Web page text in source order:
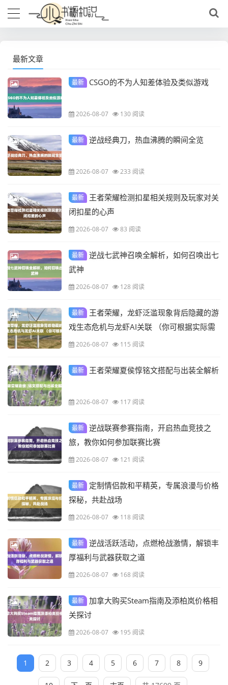
根据实际需求调整，比如如果不需要龙虾AI关联，可改为 王者荣耀
你提供内容基础上稍作完善使其更符合标题规范，不知是否满足需
最新文章
最新 CSGO的不为人知差体验及类似游戏
2026-08-07 130 阅读
最新 逆战经典刀，热血沸腾的瞬间全览
2026-08-07 233 阅读
最新
王者荣耀检测扣星相关规则及玩家对关
闭扣星的心声
2026-08-07 83 阅读
最新 逆战七武神召唤全解析，如何召唤出七
武神
2026-08-07 128 阅读
最新
王者荣耀，龙虾泛滥现象背后隐藏的游
戏生态危机与龙虾AI关联 （你可根据实际需
求调整，比如如果不需要龙虾AI关联，可改
）
2026-08-07 115 阅读
最新 王者荣耀夏侯惇铭文搭配与出装全解析
2026-08-07 117 阅读
最新 逆战联赛参赛指南，开启热血竞技之
旅，教你如何参加联赛比赛
2026-08-07 121 阅读
最新
定制情侣款和平精英，专属浪漫与价格
探秘，共赴战场
2026-08-07 118 阅读
最新 逆战活跃活动，点燃枪战激情，解锁丰
厚福利与武器获取之道
2026-08-07 168 阅读
最新 加拿大购买Steam指南及添柏岚价格相
关探讨
2026-08-07 195 阅读
1 2 3 4 5 6 7 8 9